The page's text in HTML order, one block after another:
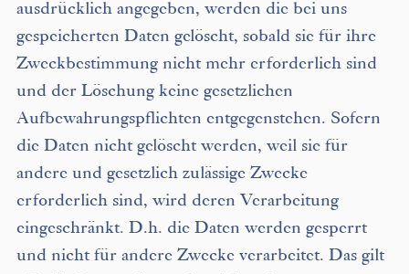
ausdrücklich angegeben, werden die bei uns
gespeicherten Daten gelöscht, sobald sie für ihre
Zweckbestimmung nicht mehr erforderlich sind
und der Löschung keine gesetzlichen
Aufbewahrungspflichten entgegenstehen. Sofern
die Daten nicht gelöscht werden, weil sie für
andere und gesetzlich zulässige Zwecke
erforderlich sind, wird deren Verarbeitung
eingeschränkt. D.h. die Daten werden gesperrt
und nicht für andere Zwecke verarbeitet. Das gilt